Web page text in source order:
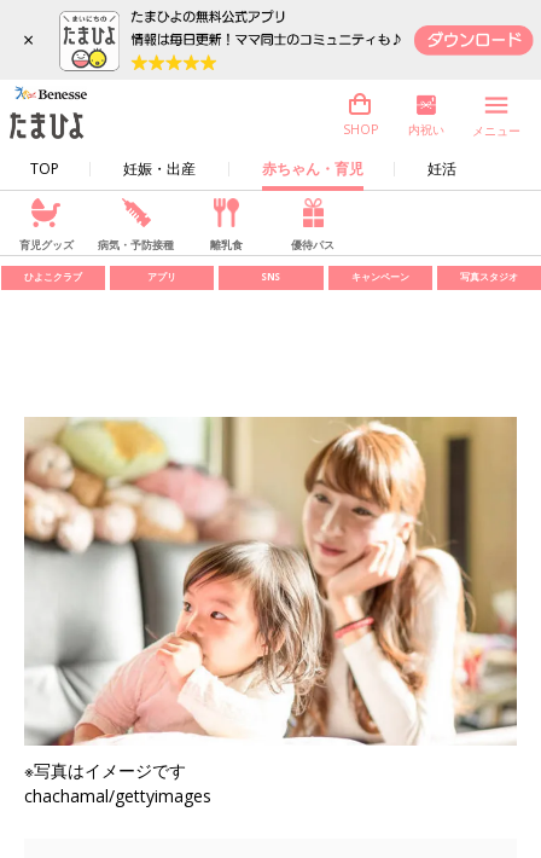
×
TOP 妊娠・出産 赤ちゃん・育児 妊活
SHOP 内祝い メニュー
育児グッズ 病気・予防接種 離乳食 優待パス
ひよこクラブ アプリ SNS キャンペーン 写真スタジオ
※写真はイメージです
chachamal/gettyimages